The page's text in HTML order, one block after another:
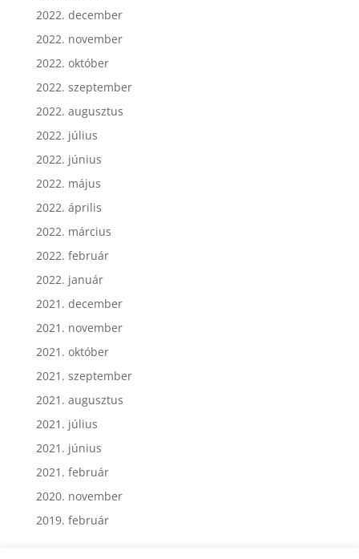
2022. december
2022. november
2022. október
2022. szeptember
2022. augusztus
2022. július
2022. június
2022. május
2022. április
2022. március
2022. február
2022. január
2021. december
2021. november
2021. október
2021. szeptember
2021. augusztus
2021. július
2021. június
2021. február
2020. november
2019. február